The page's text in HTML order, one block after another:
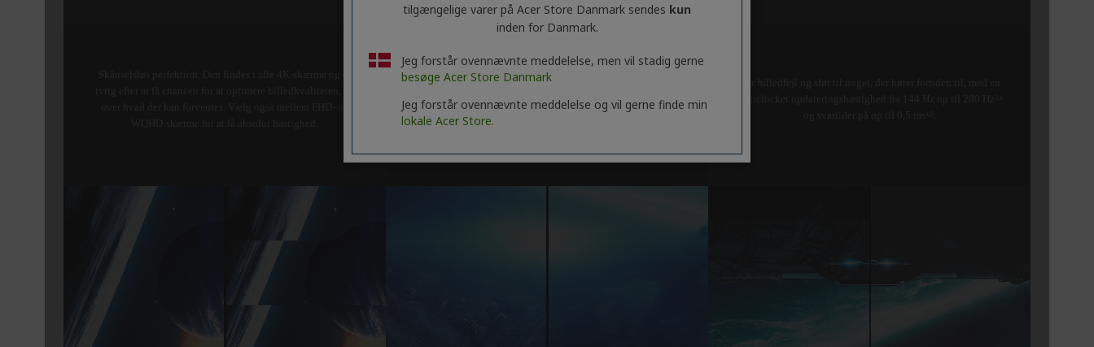
tilgængelige varer på Acer Store Danmark sendes kun
inden for Danmark.
Jeg forstår ovennævnte meddelelse, men vil stadig gerne
besøge Acer Store Danmark
Jeg forstår ovennævnte meddelelse og vil gerne finde min
lokale Acer Store.